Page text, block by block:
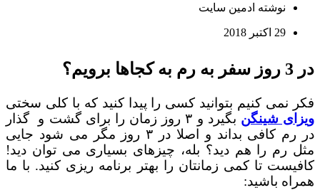
نوشته ادمین سایت
29 اکتبر 2018
در 3 روز سفر به رم به کجاها برویم؟
فکر نمی کنیم بتوانید کسی را پیدا کنید که با کلی سختی
ویزای شینگن
بگیرد و ۳ روز زمان را برای گشت و گذار
در رم کافی بداند و اصلا در ۳ روز مگر می شود جایی
مثل رم را هم دید؟ بله، چیزهای بسیاری می توان دید!
کافیست تا کمی زمانتان را بهتر برنامه ریزی کنید. با ما
همراه باشید: